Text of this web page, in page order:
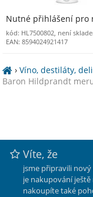
Nutné přihlášení pro
kód: HL7500802, není
EAN: 8594024921417
›Víno, destiláty,
Baron Hildprandt
Víte, že
jsme připravili nový
je nakupování ještě
nakoupíte také